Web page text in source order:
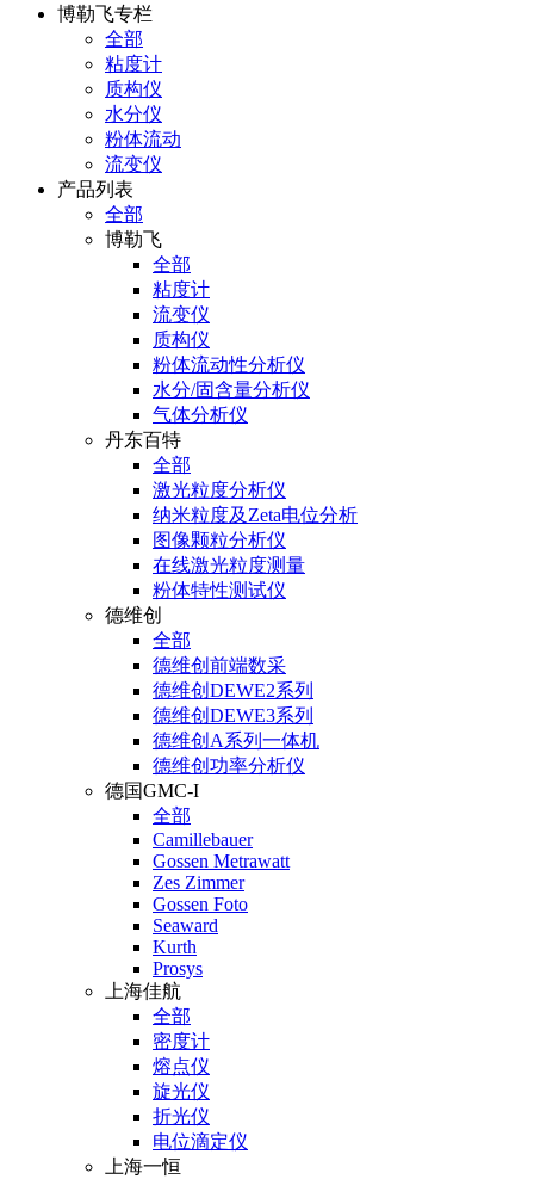
博勒飞专栏
全部
粘度计
质构仪
水分仪
粉体流动
流变仪
产品列表
全部
博勒飞
全部
粘度计
流变仪
质构仪
粉体流动性分析仪
水分/固含量分析仪
气体分析仪
丹东百特
全部
激光粒度分析仪
纳米粒度及Zeta电位分析
图像颗粒分析仪
在线激光粒度测量
粉体特性测试仪
德维创
全部
德维创前端数采
德维创DEWE2系列
德维创DEWE3系列
德维创A系列一体机
德维创功率分析仪
德国GMC-I
全部
Camillebauer
Gossen Metrawatt
Zes Zimmer
Gossen Foto
Seaward
Kurth
Prosys
上海佳航
全部
密度计
熔点仪
旋光仪
折光仪
电位滴定仪
上海一恒